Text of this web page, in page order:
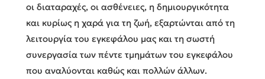
οι διαταραχές, οι ασθένειες, η δημιουργικότητα
και κυρίως η χαρά για τη ζωή, εξαρτώνται από τη
λειτουργία του εγκεφάλου μας και τη σωστή
συνεργασία των πέντε τμημάτων του εγκεφάλου
που αναλύονται καθώς και πολλών άλλων.